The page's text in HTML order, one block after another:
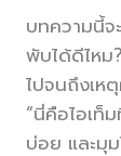
บทความนี้จ
พับได้ดีไห
ไปจนถึงเห
“นี่คือไอเท็
บ่อย และมุ